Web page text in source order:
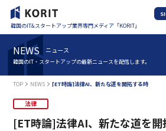
韓国のIT&スタートアップ業界専門メディア「KORIT」
NEWS ニュース
韓国のIT・スタートアップの最新ニュースを配信します。
TOP NEWS [ET時論]法律AI、新たな道を開拓する時
法律
[ET時論]法律AI、新たな道を開